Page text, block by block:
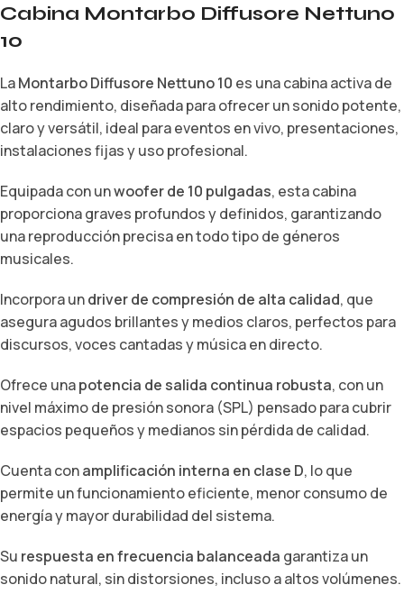
Cabina Montarbo Diffusore Nettuno
10
LaMontarbo Diffusore Nettuno 10 es una cabina activa de
alto rendimiento, diseñada para ofrecer un sonido potente,
claro y versátil, ideal para eventos en vivo, presentaciones,
instalaciones fijas y uso profesional.
Equipada con unwoofer de 10 pulgadas, esta cabina
proporciona graves profundos y definidos, garantizando
una reproducción precisa en todo tipo de géneros
musicales.
Incorpora undriver de compresión de alta calidad, que
asegura agudos brillantes y medios claros, perfectos para
discursos, voces cantadas y música en directo.
Ofrece unapotencia de salida continua robusta, con un
nivel máximo de presión sonora (SPL) pensado para cubrir
espacios pequeños y medianos sin pérdida de calidad.
Cuenta conamplificación interna en clase D, lo que
permite un funcionamiento eficiente, menor consumo de
energía y mayor durabilidad del sistema.
Su respuesta en frecuencia balanceada garantiza un
sonido natural, sin distorsiones, incluso a altos volúmenes.